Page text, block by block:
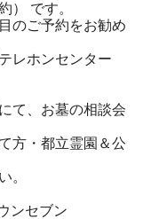
） です。
のご予約をお勧め
レホンセンター
て、お墓の相談会
方・都立霊園＆公
。
ンセブン